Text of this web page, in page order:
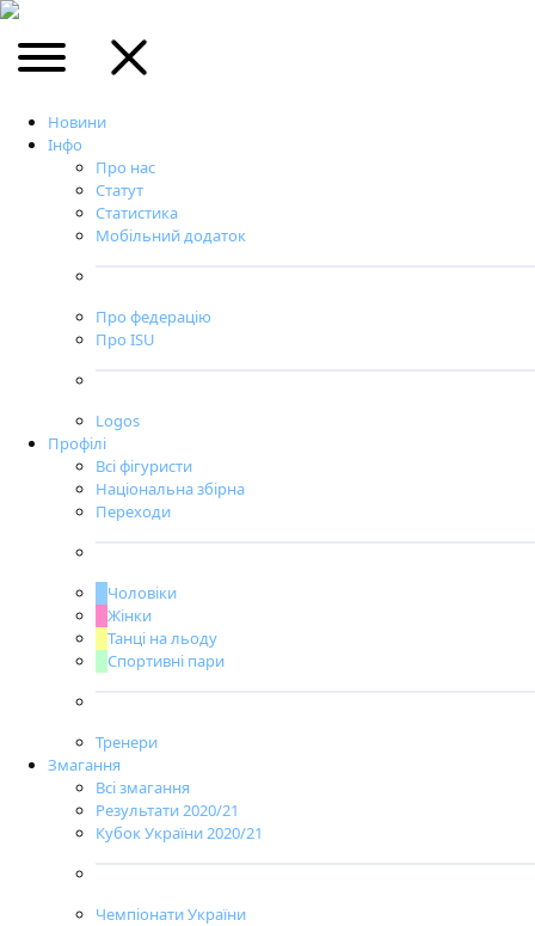
Новини
Інфо
Про нас
Статут
Статистика
Мобільний додаток
Про федерацію
Про ISU
Logos
Профілі
Всі фігуристи
Національна збірна
Переходи
Чоловіки
Жінки
Танці на льоду
Спортивні пари
Тренери
Змагання
Всі змагання
Результати 2020/21
Кубок України 2020/21
Чемпіонати України